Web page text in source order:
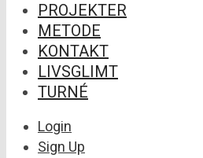
PROJEKTER
METODE
KONTAKT
LIVSGLIMT
TURNÉ
Login
Sign Up